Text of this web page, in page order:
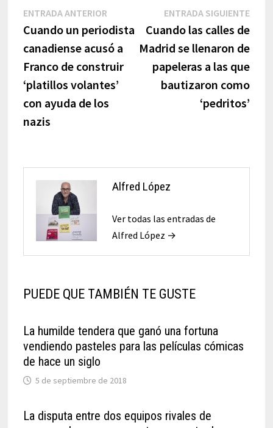
Navegación
de
entradas
ENTRADA ANTERIOREntrada
anterior:
Cuando un periodista
canadiense acusó a
Franco de construir
‘platillos volantes’
con ayuda de los
nazis
ENTRADA SIGUIENTE
Cuando las calles de
Madrid se llenaron de
papeleras a las que
bautizaron como
‘pedritos’
Alfred López
Ver todas las entradas de
Alfred López →
PUEDE QUE TAMBIÉN TE GUSTE
La humilde tendera que ganó una fortuna
vendiendo pasteles para las películas cómicas
de hace un siglo
5 de septiembre de 2018
La disputa entre dos equipos rivales de